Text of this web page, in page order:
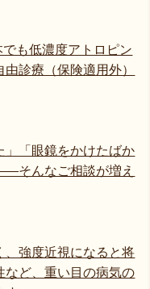
も低濃度アトロピン
診療（保険適用外）
」「眼鏡をかけたばか
そんなご相談が増え
、強度近視になると将
など、重い目の病気の